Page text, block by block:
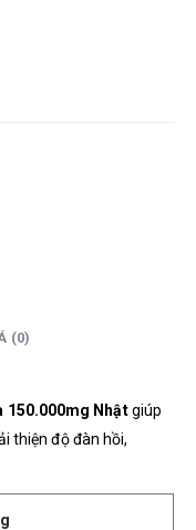
(0)
150.000mg Nhậtgiúp
thiện độ đàn hồi,